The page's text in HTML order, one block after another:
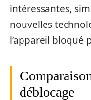
intéressantes,
nouvelles
l’appareil bloqué
déblocage